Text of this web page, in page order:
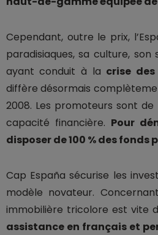
Cependant, outre le prix,
paradisiaques, sa culture, son
ayant conduit à la crise
diffère désormais
2008. Les promoteurs sont
capacité financière. Pour
disposer de 100 % des fonds
Cap España sécurise les
modèle novateur.
immobilière tricolore est vite
assistance en français et